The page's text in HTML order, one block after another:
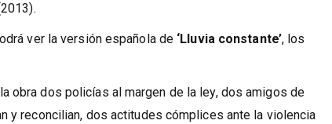
ver la versión española de ‘Lluvia constante’, los
obra dos policías al margen de la ley, dos amigos de
y reconcilian, dos actitudes cómplices ante la violencia